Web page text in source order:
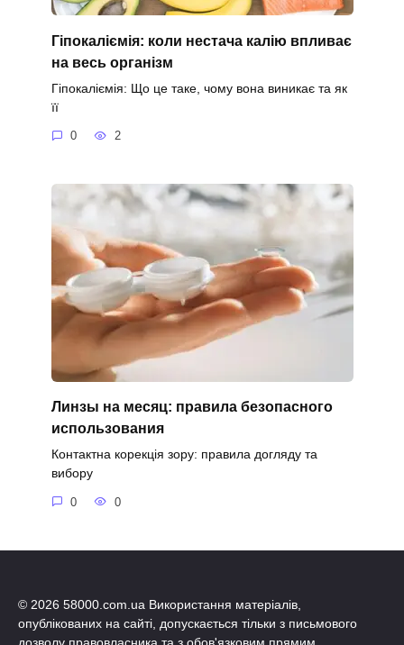
Гіпокаліємія: коли нестача калію впливає
на весь організм
Гіпокаліємія: Що це таке, чому вона виникає та як
її
0 2
Линзы на месяц: правила безопасного
использования
Контактна корекція зору: правила догляду та
вибору
0 0
© 2026 58000.com.ua Використання матеріалів,
опублікованих на сайті, допускається тільки з письмового
дозволу правовласника та з обов'язковим прямим